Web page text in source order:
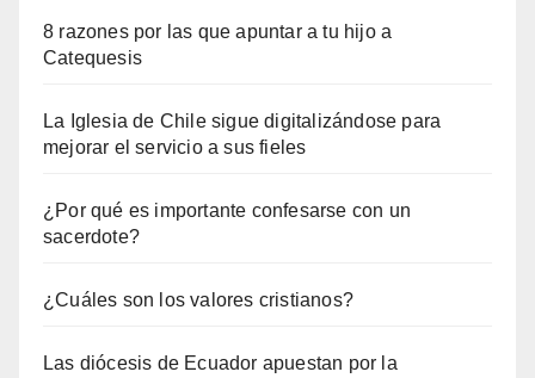
8 razones por las que apuntar a tu hijo a
Catequesis
La Iglesia de Chile sigue digitalizándose para
mejorar el servicio a sus fieles
¿Por qué es importante confesarse con un
sacerdote?
¿Cuáles son los valores cristianos?
Las diócesis de Ecuador apuestan por la